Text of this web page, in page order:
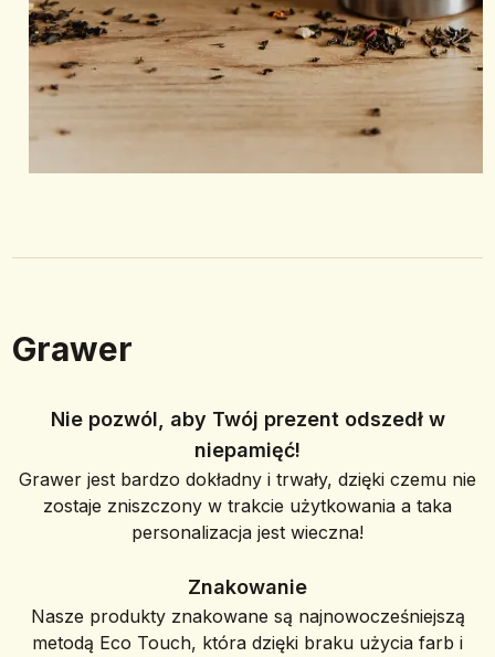
Grawer
Nie pozwól, aby Twój prezent odszedł w
niepamięć!
Grawer jest bardzo dokładny i trwały, dzięki czemu nie
zostaje zniszczony w trakcie użytkowania a taka
personalizacja jest wieczna!
Znakowanie
Nasze produkty znakowane są najnowocześniejszą
metodą Eco Touch, która dzięki braku użycia farb i